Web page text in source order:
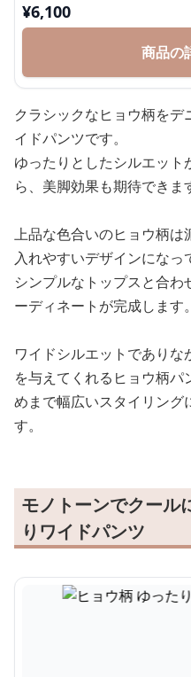
¥6,100
商品の
クラシックなヒョウ柄を
イドパンツです。
ゆったりとしたシルエッ
ら、美脚効果も期待できま
上品な色合いのヒョウ柄は
入れやすいデザインになっ
シンプルなトップスと合わ
ーディネートが完成します。
ワイドシルエットであり
を与えてくれるヒョウ柄
めまで幅広いスタイリン
す。
モノトーンでクール
りワイドパンツ